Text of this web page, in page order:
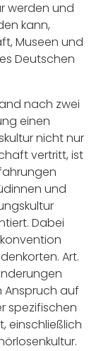
werden und
kann,
Museen und
Deutschen
nach zwei
einen
nicht nur
vertritt, ist
und
Dabei
Art.
auf
spezifischen
einschließlich